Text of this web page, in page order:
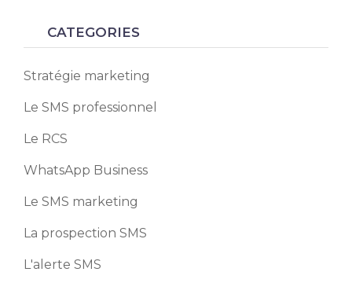
CATEGORIES
Stratégie marketing
Le SMS professionnel
Le RCS
WhatsApp Business
Le SMS marketing
La prospection SMS
L'alerte SMS